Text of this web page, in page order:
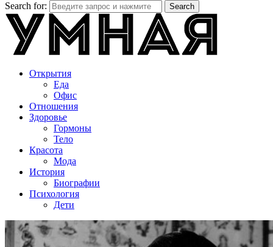
Search for: Search
Открытия
Еда
Офис
Отношения
Здоровье
Гормоны
Тело
Красота
Мода
История
Биографии
Психология
Дети